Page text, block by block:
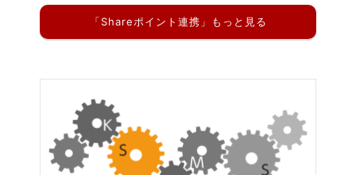
「Shareポイント連携」もっと見る